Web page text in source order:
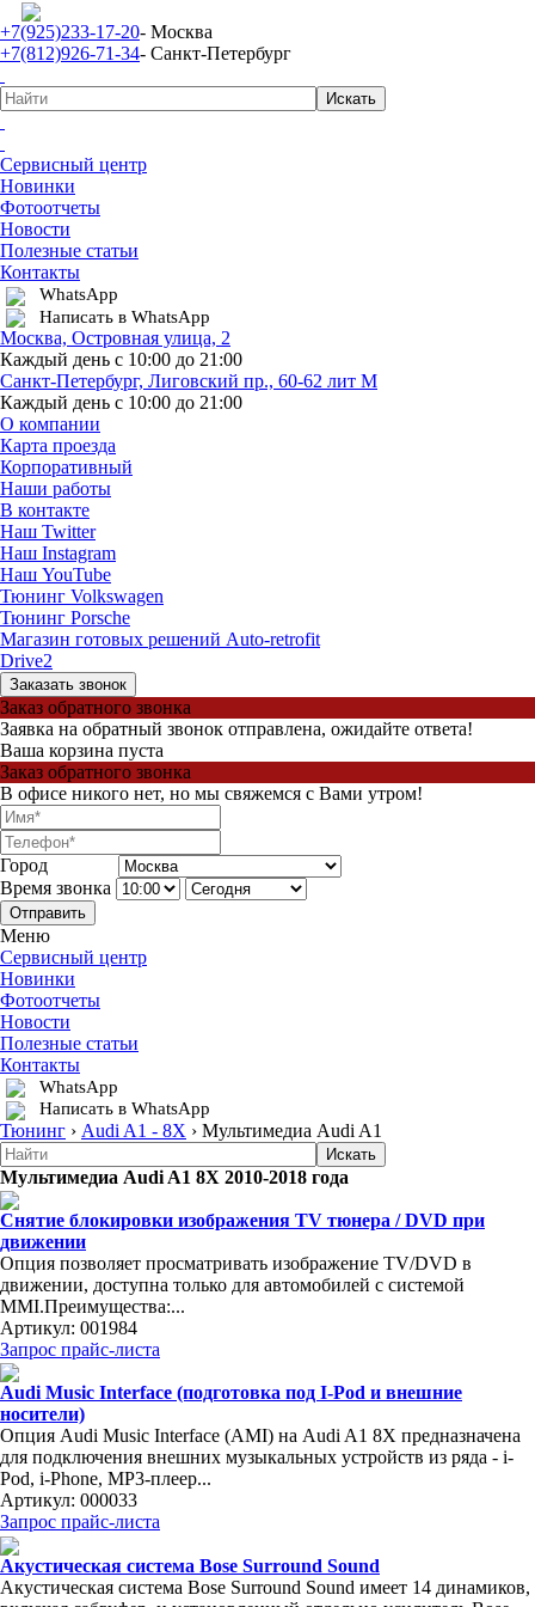
+7(925)233-17-20- Москва
+7(812)926-71-34- Санкт-Петербург
Сервисный центр
Новинки
Фотоотчеты
Новости
Полезные статьи
Контакты
WhatsApp
Написать в WhatsApp
Москва, Островная улица, 2
Каждый день с 10:00 до 21:00
Санкт-Петербург, Лиговский пр., 60-62 лит М
Каждый день с 10:00 до 21:00
О компании
Карта проезда
Корпоративный
Наши работы
В контакте
Наш Twitter
Наш Instagram
Наш YouTube
Тюнинг Volkswagen
Тюнинг Porsche
Магазин готовых решений Auto-retrofit
Drive2
Заказать звонок
Заказ обратного звонка
Заявка на обратный звонок отправлена, ожидайте ответа!
Ваша корзина пуста
Заказ обратного звонка
В офисе никого нет, но мы свяжемся с Вами утром!
Город
Время звонка
Отправить
Меню
Сервисный центр
Новинки
Фотоотчеты
Новости
Полезные статьи
Контакты
WhatsApp
Написать в WhatsApp
Тюнинг › Audi A1 - 8X › Мультимедиа Audi A1
Мультимедиа Audi A1 8X 2010-2018 года
Снятие блокировки изображения TV тюнера / DVD при
движении
Опция позволяет просматривать изображение ТV/DVD в
движении, доступна только для автомобилей с системой
MMI.Преимущества:...
Артикул: 001984
Запрос прайс-листа
Audi Music Interface (подготовка под I-Pod и внешние
носители)
Опция Audi Music Interface (AMI) на Audi A1 8X предназначена
для подключения внешних музыкальных устройств из ряда - i-
Pod, i-Phone, MP3-плеер...
Артикул: 000033
Запрос прайс-листа
Акустическая система Bose Surround Sound
Акустическая система Bose Surround Sound имеет 14 динамиков,